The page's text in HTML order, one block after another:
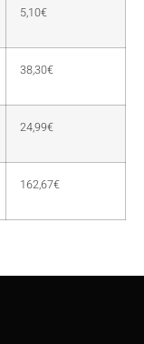
5,10€
38,30€
24,99€
162,67€